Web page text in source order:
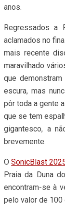
anos.
Regressados a
aclamados no
mais recente
maravilhado
que
escura, mas
pôr toda a gente
que se tem
gigantesco, a
brevemente.
OSonicBlast
Praia da Duna
encontram-se à
pelo valor de 100